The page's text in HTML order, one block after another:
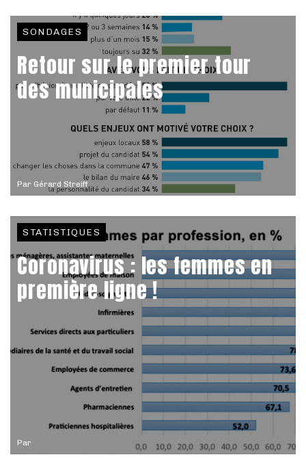
Par Gérard Streiff
SONDAGES
Retour sur le premier tour
des municipales
Par
STATISTIQUES
Coronavirus : les femmes en
première ligne !